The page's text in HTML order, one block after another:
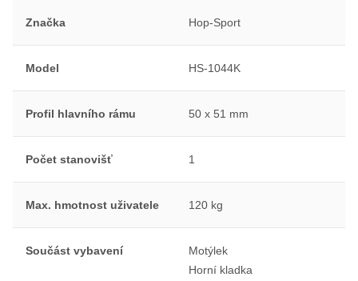
Značka Hop-Sport
Model HS-1044K
Profil hlavního rámu 50 x 51 mm
Počet stanovišť 1
Max. hmotnost uživatele 120 kg
Součást vybavení
Motýlek
Horní kladka